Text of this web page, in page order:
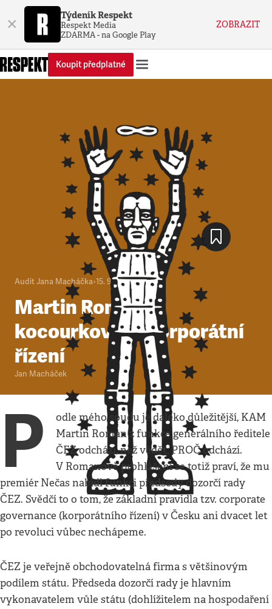
× Týdeník Respekt
Respekt Media
ZDARMA - na Google Play
ZOBRAZIT
Koupit předplatné
Audit Jana Macháčka•15. 9. 2011•2minuty
Martin Roman a
kocourkovské korporátní
řízení
Jan Macháček
P
odle mého soudu je daleko důležitější, KAM
Martin Roman z funkce generálního ředitele
ČEZ odchází, než vědět, PROČ odchází.
V Romanově prohlášení se totiž praví, že mu
premiér Nečas nabídl funkci předsedy dozorčí rady
ČEZ. Svědčí to o tom, že základní pravidla tzv. corporate
governance (korporátního řízení) v Česku ani dvacet let
po revoluci vůbec nechápeme.
ČEZ je veřejně obchodovatelná firma s většinovým
podílem státu. Předseda dozorčí rady je hlavním
vykonavatelem vůle státu (dohlížitelem na hospodaření